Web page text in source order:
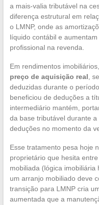
a mais-valia tributável na
diferença estrutural em
o LMNP, onde as
líquido contábil e
profissional na revenda.
Em rendimentos imobiliários,
preço de aquisição real ,
deduzidas durante o
beneficiou de deduções a
intermediário mantém,
da base tributável durante
deduções no momento da
Esse tratamento pesa hoje
proprietário que hesita
mobiliada (lógica
um arranjo mobiliado deve
transição para LMNP cria
aumentada que a